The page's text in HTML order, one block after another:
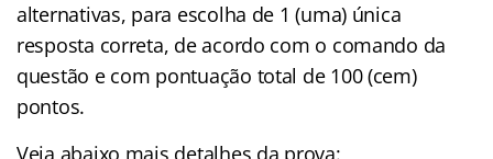
alternativas, para escolha de 1 (uma) única
resposta correta, de acordo com o comando da
questão e com pontuação total de 100 (cem)
pontos.
Veja abaixo mais detalhes da prova: